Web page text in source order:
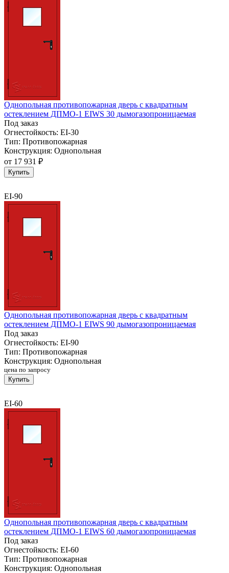
Однопольная противопожарная дверь с квадратным
остеклением ДПМО-1 EIWS 30 дымогазопроницаемая
Под заказ
Огнестойкость: EI-30
Тип: Противопожарная
Конструкция: Однопольная
от 17 931 ₽
Купить
EI-90
Однопольная противопожарная дверь с квадратным
остеклением ДПМО-1 EIWS 90 дымогазопроницаемая
Под заказ
Огнестойкость: EI-90
Тип: Противопожарная
Конструкция: Однопольная
цена по запросу
Купить
EI-60
Однопольная противопожарная дверь с квадратным
остеклением ДПМО-1 EIWS 60 дымогазопроницаемая
Под заказ
Огнестойкость: EI-60
Тип: Противопожарная
Конструкция: Однопольная